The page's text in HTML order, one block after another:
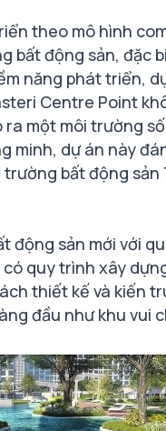
theo mô hình
bất động sản, đặc
năng phát triển,
Centre Point
một môi trường
minh, dự án này
bất động sản
động sản mới với
có quy trình xây
thiết kế và kiến
đầu như khu vui